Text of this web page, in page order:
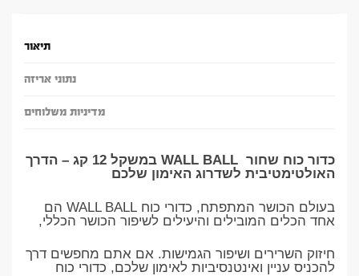
תיאור
נתוני אריזה
מדיניות משלוחים
כדור כוח שחור WALL BALL במשקל 12 קג – הדרך
האולטימטיבית לשדרוג האימון שלכם
בעולם הכושר המתפתח, כדורי כוח WALL BALL הם
אחד הכלים המובילים והיעילים לשיפור הכושר הכללי,
חיזוק השרירים ושיפור הגמישות. אם אתם מחפשים דרך
להכניס עניין ואינטנסיביות לאימון שלכם, כדורי כוח